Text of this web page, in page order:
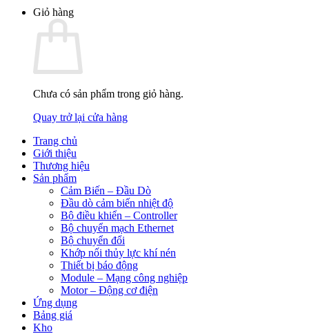
Giỏ hàng
Chưa có sản phẩm trong giỏ hàng.
Quay trở lại cửa hàng
Trang chủ
Giới thiệu
Thương hiệu
Sản phẩm
Cảm Biến – Đầu Dò
Đầu dò cảm biến nhiệt độ
Bộ điều khiển – Controller
Bộ chuyển mạch Ethernet
Bộ chuyển đổi
Khớp nối thủy lực khí nén
Thiết bị báo động
Module – Mạng công nghiệp
Motor – Động cơ điện
Ứng dụng
Bảng giá
Kho